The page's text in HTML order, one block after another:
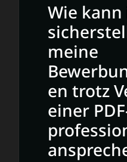
Wie kann
meine
en trotz
einer